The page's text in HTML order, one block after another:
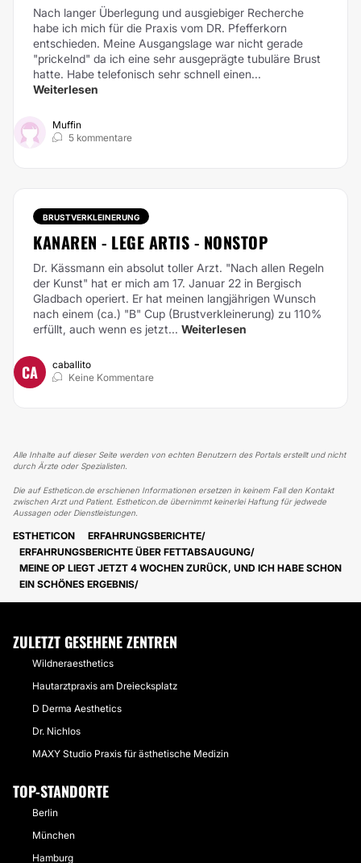
Nach langer Überlegung und ausgiebiger Recherche
habe ich mich für die Praxis vom DR. Pfefferkorn
entschieden. Meine Ausgangslage war nicht gerade
"prickelnd" da ich eine sehr ausgeprägte tubuläre Brust
hatte. Habe telefonisch sehr schnell einen...
Weiterlesen
Muffin
5 kommentare
BRUSTVERKLEINERUNG
KANAREN - LEGE ARTIS - NONSTOP
Dr. Kässmann ein absolut toller Arzt. "Nach allen Regeln
der Kunst" hat er mich am 17. Januar 22 in Bergisch
Gladbach operiert. Er hat meinen langjährigen Wunsch
nach einem (ca.) "B" Cup (Brustverkleinerung) zu 110%
erfüllt, auch wenn es jetzt... Weiterlesen
CA
caballito
Keine Kommentare
Alle Inhalte auf dieser Seite werden von echten Benutzern des Portals erstellt und nicht
durch Ärzte oder Spezialisten.
Die auf Estheticon.de erschienen Informationen ersetzen in keinem Fall den Kontakt
zwischen Arzt und Patient. Estheticon.de übernimmt keinerlei Haftung für jedwede
Aussagen oder Dienstleistungen.
ESTHETICON
ERFAHRUNGSBERICHTE
ERFAHRUNGSBERICHTE ÜBER FETTABSAUGUNG
MEINE OP LIEGT JETZT 4 WOCHEN ZURÜCK, UND ICH HABE SCHON
EIN SCHÖNES ERGEBNIS
ZULETZT GESEHENE ZENTREN
Wildneraesthetics
Hautarztpraxis am Dreiecksplatz
D Derma Aesthetics
Dr. Nichlos
MAXY Studio Praxis für ästhetische Medizin
TOP-STANDORTE
Berlin
München
Hamburg